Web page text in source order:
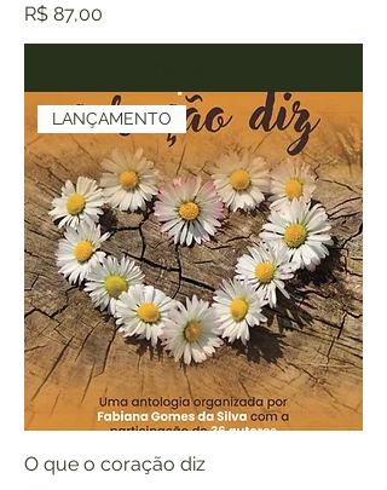
Preço
R$ 87,00
LANÇAMENTO
O que o coração diz